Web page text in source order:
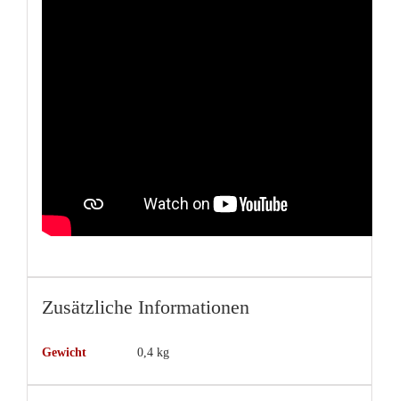
Zusätzliche Informationen
Gewicht 0,4 kg